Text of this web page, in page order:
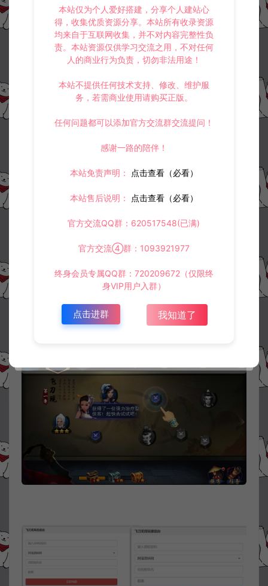
本站仅为个人爱好搭建，分享个人建站心
得，收集优质资源分享。本站所有收录资源
均来自于互联网收集，并不对内容完整性负
责。本站资源仅供学习交流之用，不对任何
人的商业行为负责，切勿非法用途！
本站不提供任何技术支持、修改、维护服
务，若需商业使用请购买正版。
任何问题都可以添加官方交流群交流提问！
感谢一路的陪伴！
本站免责声明： 点击查看（必看）
本站售后说明： 点击查看（必看）
官方交流QQ群：620517548(已满)
官方交流④群：1093921977
终身会员专属QQ群：720209672（仅限终
身VIP用户入群）
点击进群 我知道了